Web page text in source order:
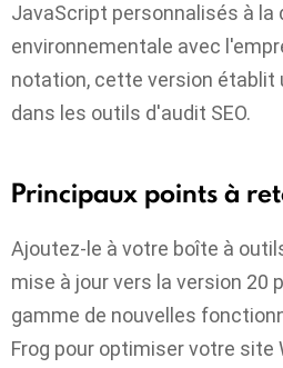
JavaScript personnalisés à la
environnementale avec
notation, cette version établit
dans les outils d'audit SEO.
Principaux points à
Ajoutez-le à votre boîte à
mise à jour vers la version 20
gamme de nouvelles
Frog pour optimiser votre site